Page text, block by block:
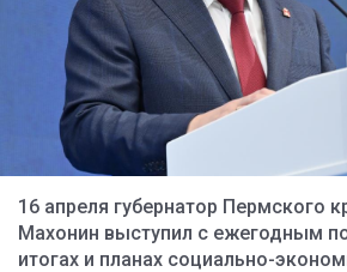
16 апреля губернатор Пермского
Махонин выступил с ежегодным
итогах и планах социально-